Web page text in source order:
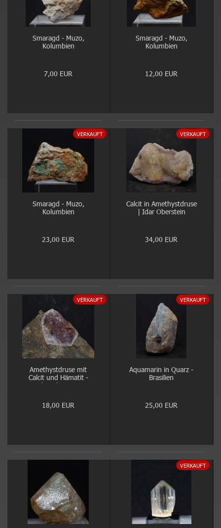
Smaragd - Muzo,
Kolumbien
7,00 EUR
Smaragd - Muzo,
Kolumbien
12,00 EUR
VERKAUFT
Smaragd - Muzo,
Kolumbien
23,00 EUR
VERKAUFT
Calcit in Amethystdruse
| Idar Oberstein
34,00 EUR
VERKAUFT
Amethystdruse mit
Calcit und Hämatit -
Idar-Oberstein
18,00 EUR
VERKAUFT
Aquamarin in Quarz -
Brasilien
25,00 EUR
VERKAUFT